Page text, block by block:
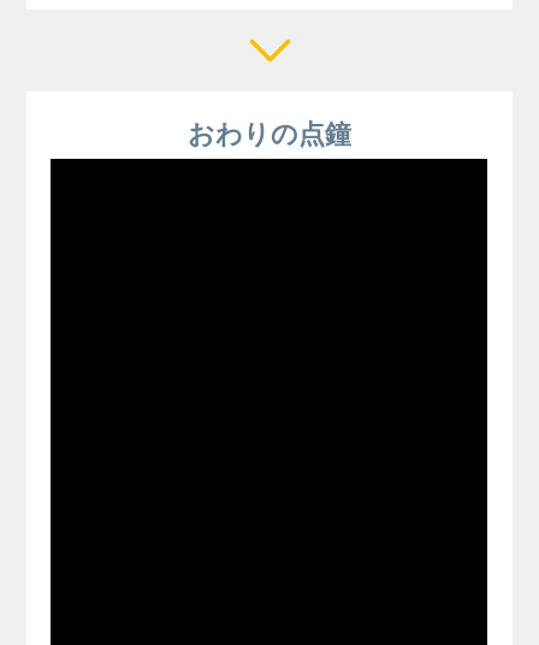
おわりの点鐘